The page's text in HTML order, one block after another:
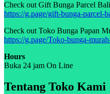
Check out Gift Bunga Parcel
https://g.page/gift-bunga-parcel-
Check out Toko Bunga Papan
https://g.page/Toko-bunga-
Hours
Buka 24 jam On Line
Tentang Toko Kami